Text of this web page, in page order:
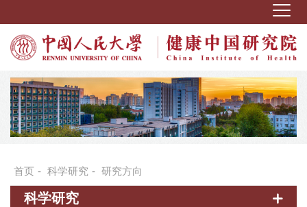
首页 - 科学研究 - 研究方向
科学研究